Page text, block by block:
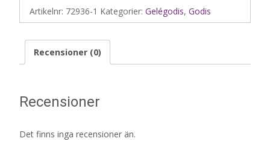
Artikelnr: 72936-1 Kategorier: Gelégodis, Godis
Recensioner (0)
Recensioner
Det finns inga recensioner än.